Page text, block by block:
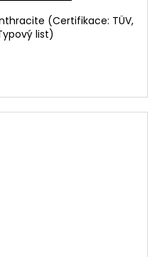
(Certifikace: TÜV,
list)